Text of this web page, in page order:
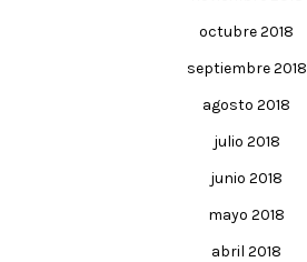
octubre 2018
septiembre 2018
agosto 2018
julio 2018
junio 2018
mayo 2018
abril 2018